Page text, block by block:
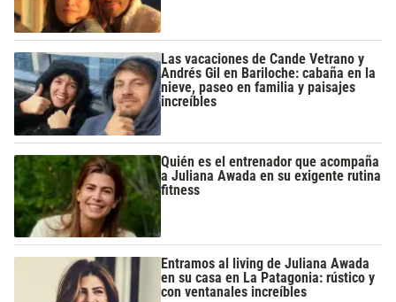
Las vacaciones de Cande Vetrano y
Andrés Gil en Bariloche: cabaña en la
nieve, paseo en familia y paisajes
increíbles
Quién es el entrenador que acompaña
a Juliana Awada en su exigente rutina
fitness
Entramos al living de Juliana Awada
en su casa en La Patagonia: rústico y
con ventanales increíbles